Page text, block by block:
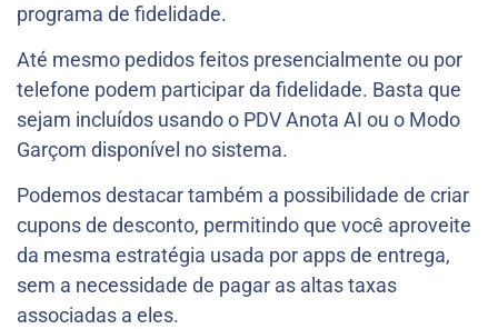
programa de fidelidade.
Até mesmo pedidos feitos presencialmente ou por
telefone podem participar da fidelidade. Basta que
sejam incluídos usando o PDV Anota AI ou o Modo
Garçom disponível no sistema.
Podemos destacar também a possibilidade de criar
cupons de desconto, permitindo que você aproveite
da mesma estratégia usada por apps de entrega,
sem a necessidade de pagar as altas taxas
associadas a eles.